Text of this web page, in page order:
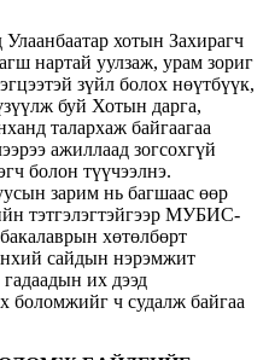
хотын Захирагч
нартай уулзаж, урам зориг
зүйл болох нөүтбүүк,
буй Хотын дарга,
талархаж байгаагаа
ажиллаад зогсохгүй
болон түүчээлнэ.
зарим нь багшаас өөр
тэтгэлэгтэйгээр МУБИС-
хөтөлбөрт
сайдын нэрэмжит
гадаадын их дээд
боломжийг ч судалж байгаа